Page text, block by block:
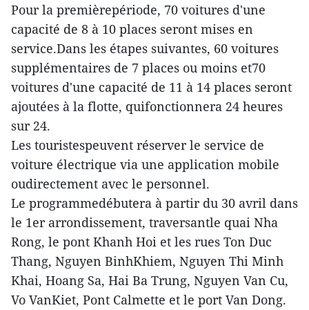
Pour la premièrepériode, 70 voitures d'une
capacité de 8 à 10 places seront mises en
service.Dans les étapes suivantes, 60 voitures
supplémentaires de 7 places ou moins et70
voitures d'une capacité de 11 à 14 places seront
ajoutées à la flotte, quifonctionnera 24 heures
sur 24.
Les touristespeuvent réserver le service de
voiture électrique via une application mobile
oudirectement avec le personnel.
Le programmedébutera à partir du 30 avril dans
le 1er arrondissement, traversantle quai Nha
Rong, le pont Khanh Hoi et les rues Ton Duc
Thang, Nguyen BinhKhiem, Nguyen Thi Minh
Khai, Hoang Sa, Hai Ba Trung, Nguyen Van Cu,
Vo VanKiet, Pont Calmette et le port Van Dong.